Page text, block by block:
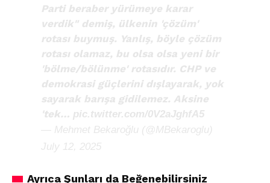
Parti beraber yürümeye karar
verdik" demiş, ülkenin 'çözüm'
rotası buymuş. Yanlış, böyle çözüm
rotası olamaz, bu olsa olsa yeni bir
'bölme/bölünme' rotasıdır. CHP ve
demokrasi güçlerini dışlayarak, yok
sayarak barışa gidilemez. Aksine
'tek… pic.twitter.com/0V2aJghfA5
— Mehmet Bekaroğlu (@MBekaroglu)
July 12, 2025
Ayrıca Şunları da Beğenebilirsiniz